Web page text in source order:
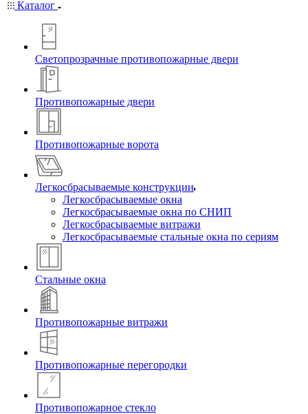
Каталог
Светопрозрачные противопожарные двери
Противопожарные двери
Противопожарные ворота
Легкосбрасываемые конструкции
Легкосбрасываемые окна
Легкосбрасываемые окна по СНИП
Легкосбрасываемые витражи
Легкосбрасываемые стальные окна по сериям
Стальные окна
Противопожарные витражи
Противопожарные перегородки
Противопожарное стекло